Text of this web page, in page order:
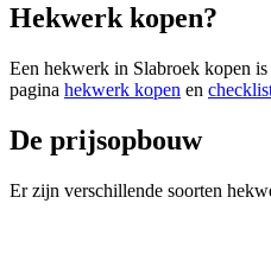
Hekwerk kopen?
Een hekwerk in Slabroek kopen
pagina hekwerk kopen en
De prijsopbouw
Er zijn verschillende soorten